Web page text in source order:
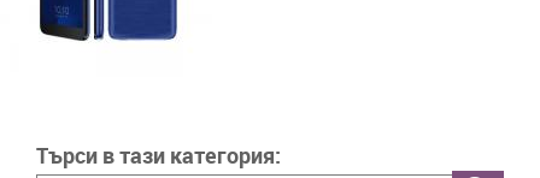
Търси в тази категория: